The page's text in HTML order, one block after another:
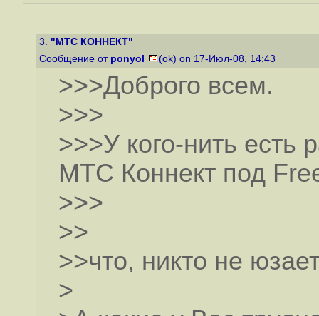
3. "МТС КОННЕКТ"
Сообщение от ponyol (ok) on 17-Июл-08, 14:43
>>>Доброго всем.
>>>
>>>У кого-нить есть
МТС Коннект под
>>>
>>
>>что, никто не
>